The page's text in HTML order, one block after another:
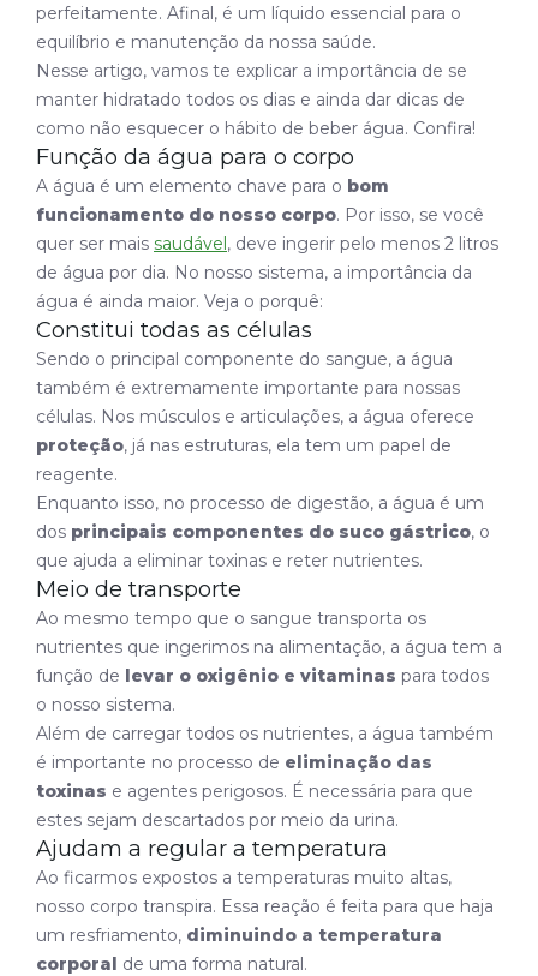
perfeitamente. Afinal, é um líquido essencial para o
equilíbrio e manutenção da nossa saúde.
Nesse artigo, vamos te explicar a importância de se
manter hidratado todos os dias e ainda dar dicas de
como não esquecer o hábito de beber água. Confira!
Função da água para o corpo
A água é um elemento chave para o bom
funcionamento do nosso corpo. Por isso, se você
quer ser mais saudável, deve ingerir pelo menos 2 litros
de água por dia. No nosso sistema, a importância da
água é ainda maior. Veja o porquê:
Constitui todas as células
Sendo o principal componente do sangue, a água
também é extremamente importante para nossas
células. Nos músculos e articulações, a água oferece
proteção, já nas estruturas, ela tem um papel de
reagente.
Enquanto isso, no processo de digestão, a água é um
dos principais componentes do suco gástrico, o
que ajuda a eliminar toxinas e reter nutrientes.
Meio de transporte
Ao mesmo tempo que o sangue transporta os
nutrientes que ingerimos na alimentação, a água tem a
função de levar o oxigênio e vitaminas para todos
o nosso sistema.
Além de carregar todos os nutrientes, a água também
é importante no processo de eliminação das
toxinas e agentes perigosos. É necessária para que
estes sejam descartados por meio da urina.
Ajudam a regular a temperatura
Ao ficarmos expostos a temperaturas muito altas,
nosso corpo transpira. Essa reação é feita para que haja
um resfriamento, diminuindo a temperatura
corporal de uma forma natural.